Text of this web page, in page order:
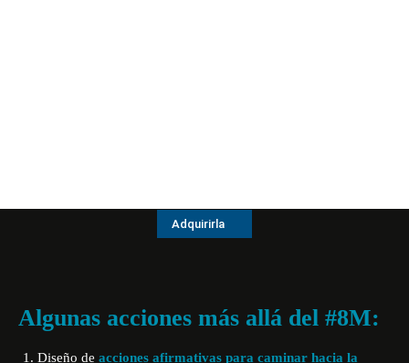
Adquirirla
Algunas acciones más allá del #8M:
Diseño de acciones afirmativas para caminar hacia la